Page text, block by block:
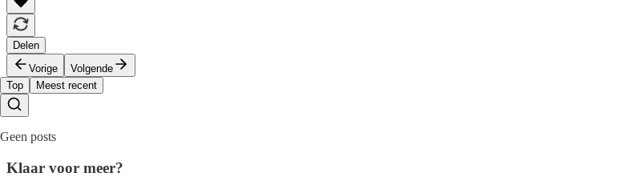
Delen
Vorige
Volgende
Top
Meest recent
Geen posts
Klaar voor meer?